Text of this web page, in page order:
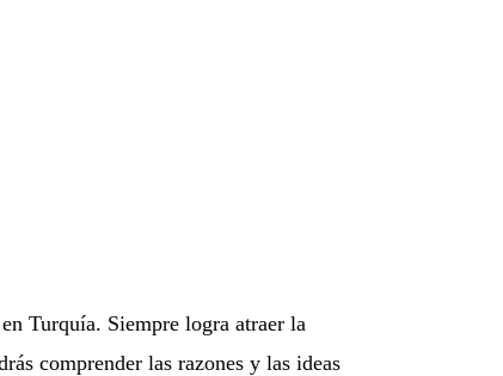
Turquía. Siempre logra atraer la
comprender las razones y las ideas